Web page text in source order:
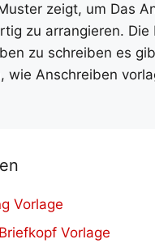
zeigt, um Das
zu arrangieren. Die
zu schreiben es
wie Anschreiben
Vorlage
Vorlage